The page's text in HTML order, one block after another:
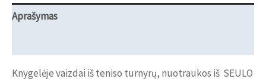
Dubingiai
Aprašymas
Knygelėje vaizdai iš teniso turnyrų, nuotraukos iš SEULO